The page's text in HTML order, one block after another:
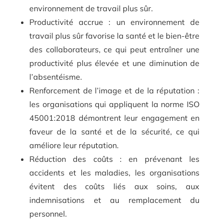
environnement de travail plus sûr.
Productivité accrue : un environnement de
travail plus sûr favorise la santé et le bien-être
des collaborateurs, ce qui peut entraîner une
productivité plus élevée et une diminution de
l’absentéisme.
Renforcement de l’image et de la réputation :
les organisations qui appliquent la norme ISO
45001:2018 démontrent leur engagement en
faveur de la santé et de la sécurité, ce qui
améliore leur réputation.
Réduction des coûts : en prévenant les
accidents et les maladies, les organisations
évitent des coûts liés aux soins, aux
indemnisations et au remplacement du
personnel.